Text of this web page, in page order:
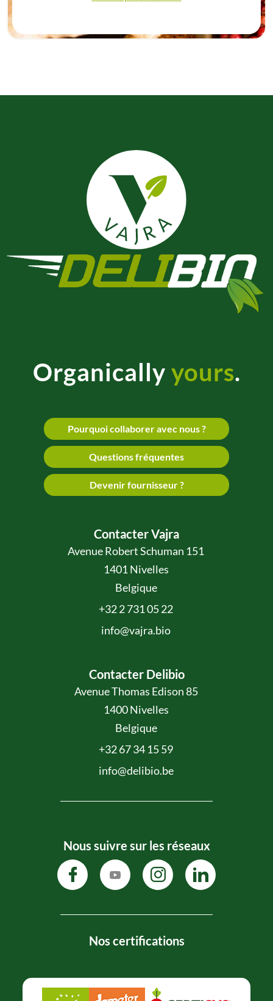
Organically yours.
Pourquoi collaborer avec nous ?
Questions fréquentes
Devenir fournisseur ?
Contacter Vajra
Avenue Robert Schuman 151
1401 Nivelles
Belgique
+32 2 731 05 22
info@vajra.bio
Contacter Delibio
Avenue Thomas Edison 85
1400 Nivelles
Belgique
+32 67 34 15 59
info@delibio.be
Nous suivre sur les réseaux
Nos certifications